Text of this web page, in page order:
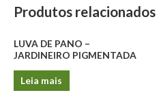
Produtos relacionados
LUVA DE PANO –
JARDINEIRO PIGMENTADA
Leia mais